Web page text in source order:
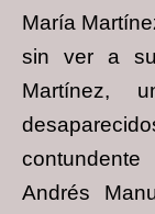
María
sin ver a su
Martínez,
Andrés